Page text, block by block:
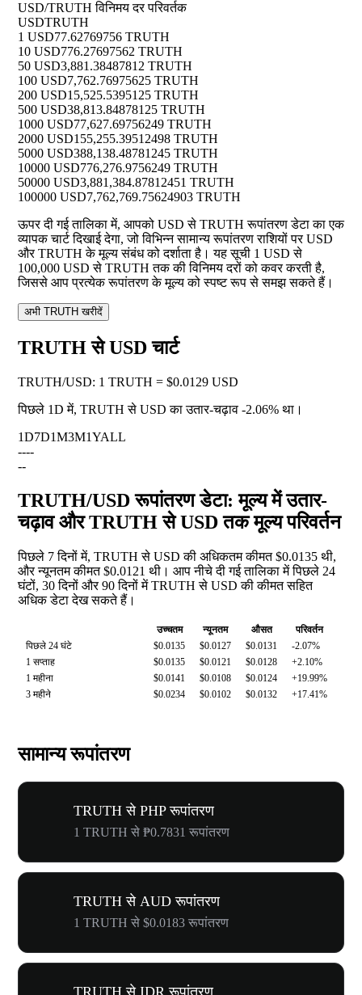
USD/TRUTH विनिमय दर परिवर्तक
USDTRUTH
1 USD77.62769756 TRUTH
10 USD776.27697562 TRUTH
50 USD3,881.38487812 TRUTH
100 USD7,762.76975625 TRUTH
200 USD15,525.5395125 TRUTH
500 USD38,813.84878125 TRUTH
1000 USD77,627.69756249 TRUTH
2000 USD155,255.39512498 TRUTH
5000 USD388,138.48781245 TRUTH
10000 USD776,276.9756249 TRUTH
50000 USD3,881,384.87812451 TRUTH
100000 USD7,762,769.75624903 TRUTH
ऊपर दी गई तालिका में, आपको USD से TRUTH रूपांतरण डेटा का एक
व्यापक चार्ट दिखाई देगा, जो विभिन्न सामान्य रूपांतरण राशियों पर USD
और TRUTH के मूल्य संबंध को दर्शाता है। यह सूची 1 USD से
100,000 USD से TRUTH तक की विनिमय दरों को कवर करती है,
जिससे आप प्रत्येक रूपांतरण के मूल्य को स्पष्ट रूप से समझ सकते हैं।
अभी TRUTH खरीदें
TRUTH से USD चार्ट
TRUTH/USD: 1 TRUTH = $0.0129 USD
पिछले 1D में, TRUTH से USD का उतार-चढ़ाव -2.06% था।
1D7D1M3M1YALL
----
--
TRUTH/USD रूपांतरण डेटा: मूल्य में उतार-
चढ़ाव और TRUTH से USD तक मूल्य परिवर्तन
पिछले 7 दिनों में, TRUTH से USD की अधिकतम कीमत $0.0135 थी,
और न्यूनतम कीमत $0.0121 थी। आप नीचे दी गई तालिका में पिछले 24
घंटों, 30 दिनों और 90 दिनों में TRUTH से USD की कीमत सहित
अधिक डेटा देख सकते हैं।
उच्चतम न्यूनतम औसत
परिवर्तन
पिछले 24 घंटे
$0.0135 $0.0127 $0.0131
-2.07%
1 सप्ताह
$0.0135 $0.0121 $0.0128
+2.10%
1 महीना
$0.0141 $0.0108 $0.0124
+19.99%
3 महीने
$0.0234 $0.0102 $0.0132 +17.41%
सामान्य रूपांतरण
TRUTH से PHP रूपांतरण
1 TRUTH से ₱0.7831 रूपांतरण
TRUTH से AUD रूपांतरण
1 TRUTH से $0.0183 रूपांतरण
TRUTH से IDR रूपांतरण